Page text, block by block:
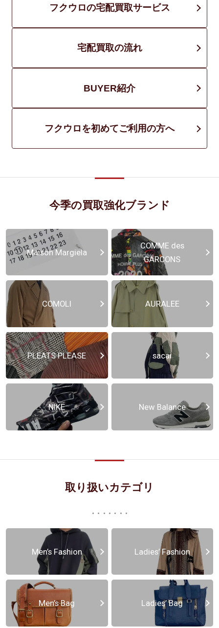
フクウロの宅配買取サービス
宅配買取の流れ
BUYER紹介
フクウロを初めてご利用の方へ
今季の買取強化ブランド
Maison Margiela
COMME des
GARCONS
COMOLI AURALEE
PLEATS PLEASE sacai
NIKE New Balance
取り扱いカテゴリ
Men’s Fashion Ladies’ Fashion
Men’s Bag Ladies’ Bag